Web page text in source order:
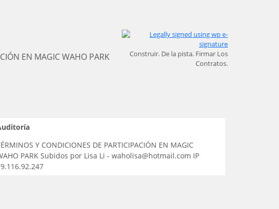
EN MAGIC WAHO PARK
Construir. De la pista. Firmar Los
Contratos.
Y CONDICIONES DE PARTICIPACIÓN EN MAGIC
PARK Subidos por Lisa Li - waholisa@hotmail.com IP